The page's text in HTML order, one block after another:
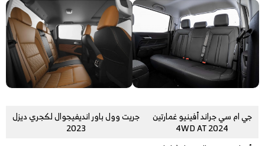
جي ام سي جراند أفينيو غمارتين
4WD AT 2024
جريت وول باور انديفيجوال لكجري ديزل
2023